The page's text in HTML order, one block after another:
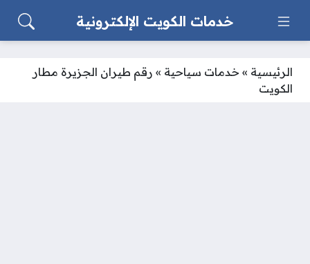
خدمات الكويت الإلكترونية
الرئيسية » خدمات سياحية » رقم طيران الجزيرة مطار
الكويت